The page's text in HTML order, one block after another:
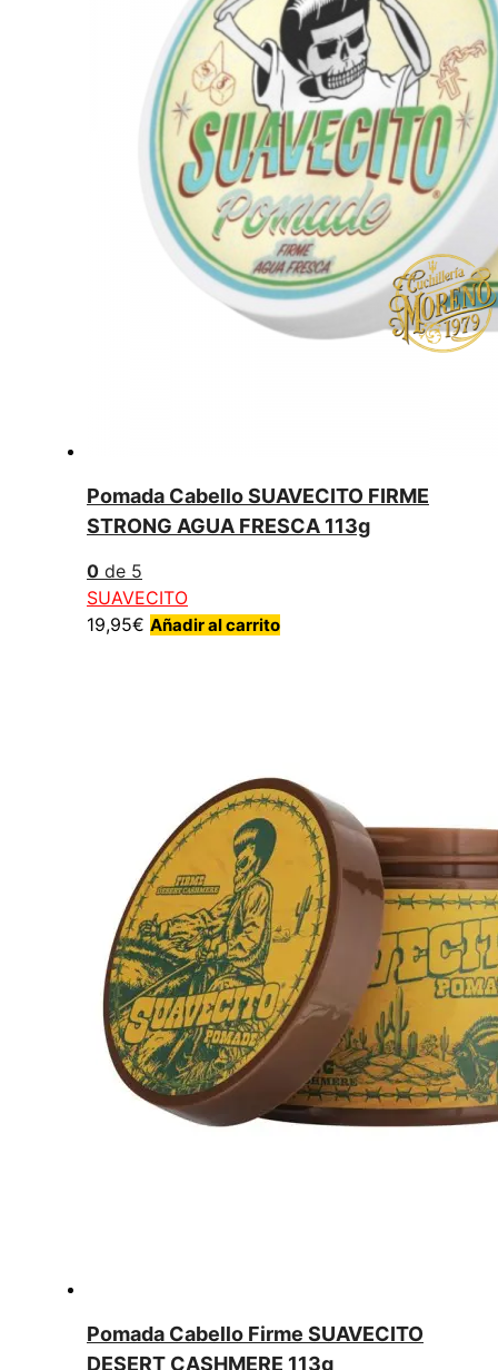
Pomada Cabello SUAVECITO FIRME
STRONG AGUA FRESCA 113g
0 de 5
SUAVECITO
19,95€ Añadir al carrito
Pomada Cabello Firme SUAVECITO
DESERT CASHMERE 113g